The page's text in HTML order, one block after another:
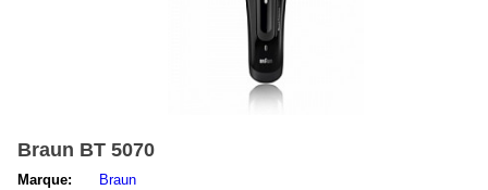
Braun BT 5070
Marque:
Braun